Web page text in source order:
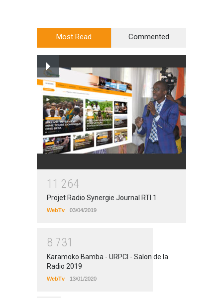
Most Read Commented
1 1 264
Projet Radio Synergie Journal RTI 1
WebTv 03/04/2019
8 731
Karamoko Bamba - URPCI - Salon de la
Radio 2019
WebTv 13/01/2020